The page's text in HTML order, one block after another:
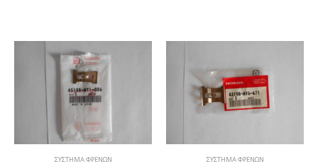
ΣΎΣΤΗΜΑ ΦΡΈΝΩΝ ΣΎΣΤΗΜΑ ΦΡΈΝΩΝ